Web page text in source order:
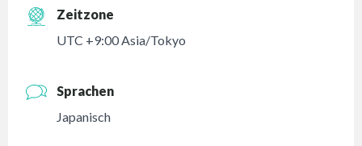
Zeitzone
UTC +9:00 Asia/Tokyo
Sprachen
Japanisch